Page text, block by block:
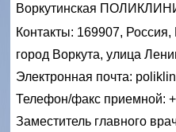
Воркутинская
Контакты: 169907,
город Воркута, улица
Электронная почта:
Телефон/факс приемной:
Заместитель главного